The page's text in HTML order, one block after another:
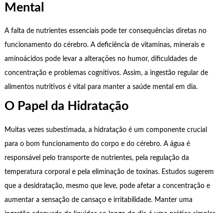
Mental
A falta de nutrientes essenciais pode ter consequências diretas no
funcionamento do cérebro. A deficiência de vitaminas, minerais e
aminoácidos pode levar a alterações no humor, dificuldades de
concentração e problemas cognitivos. Assim, a ingestão regular de
alimentos nutritivos é vital para manter a saúde mental em dia.
O Papel da Hidratação
Muitas vezes subestimada, a hidratação é um componente crucial
para o bom funcionamento do corpo e do cérebro. A água é
responsável pelo transporte de nutrientes, pela regulação da
temperatura corporal e pela eliminação de toxinas. Estudos sugerem
que a desidratação, mesmo que leve, pode afetar a concentração e
aumentar a sensação de cansaço e irritabilidade. Manter uma